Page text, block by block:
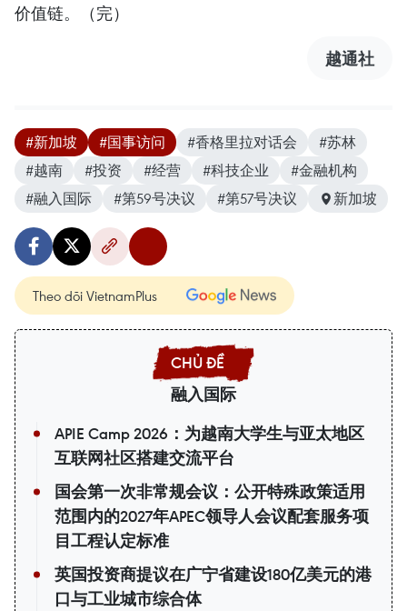
价值链。（完）
越通社
#新加坡 #国事访问 #香格里拉对话会
#苏林
#越南
#投资 #经营 #科技企业
#金融机构
#融入国际
#第59号决议 #第57号决议 新加坡
Theo dõi VietnamPlus
融入国际
APIE Camp 2026：为越南大学生与亚太地区
互联网社区搭建交流平台
国会第一次非常规会议：公开特殊政策适用
范围内的2027年APEC领导人会议配套服务项
目工程认定标准
英国投资商提议在广宁省建设180亿美元的港
口与工业城市综合体